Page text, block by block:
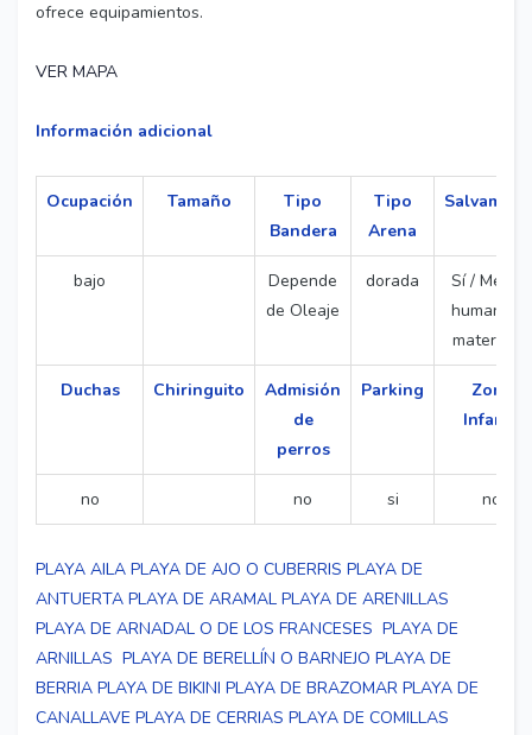
ofrece equipamientos.
VER MAPA
Información adicional
Ocupación Tamaño
Tipo
Bandera
Tipo
Arena
bajo
Depende
de Oleaje
dorada
Sí / Medios
humanos y
materiales
Duchas Chiringuito
Admisión
de
perros
Parking
Zona
Infantil
no no si no
PLAYA AILA PLAYA DE AJO O CUBERRIS PLAYA DE
ANTUERTA PLAYA DE ARAMAL PLAYA DE ARENILLAS
PLAYA DE ARNADAL O DE LOS FRANCESES PLAYA DE
ARNILLAS PLAYA DE BERELLÍN O BARNEJO PLAYA DE
BERRIA PLAYA DE BIKINI PLAYA DE BRAZOMAR PLAYA DE
CANALLAVE PLAYA DE CERRIAS PLAYA DE COMILLAS